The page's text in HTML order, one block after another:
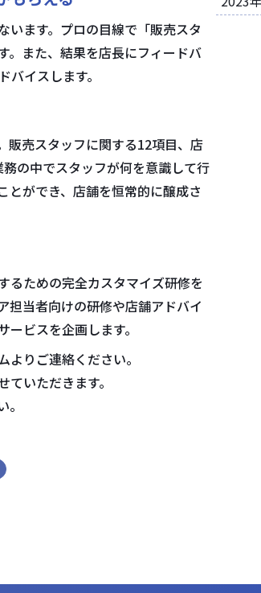
います。プロの目線で「販売スタ
。また、結果を店長にフィードバ
イスします。
販売スタッフに関する12項目、店
の中でスタッフが何を意識して行
とができ、店舗を恒常的に醸成さ
るための完全カスタマイズ研修を
担当者向けの研修や店舗アドバイ
ビスを企画します。
りご連絡ください。
いただきます。